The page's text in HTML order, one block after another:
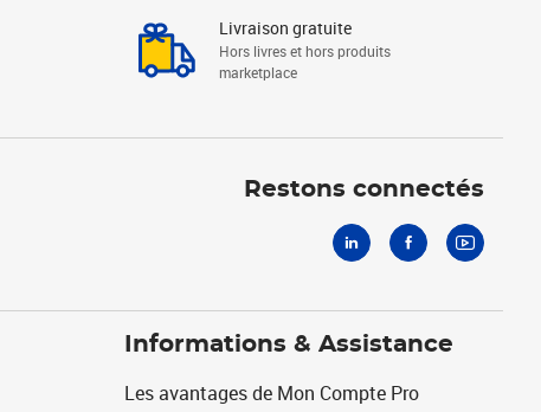
Livraison gratuite
Hors livres et hors produits
marketplace
Restons connectés
Informations & Assistance
Les avantages de Mon Compte Pro